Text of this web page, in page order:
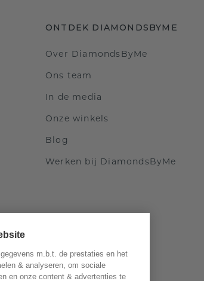
ONTDEK DIAMONDSBYME
Over DiamondsByMe
Ons team
In de media
Onze winkels
Blog
Werken bij DiamondsByMe
m.b.t. de prestaties en het
& analyseren, om sociale
en onze content & advertenties te